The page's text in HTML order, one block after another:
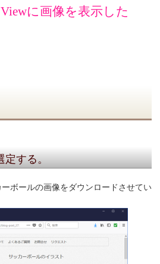
に画像を表示した
する。
ボールの画像をダウンロードさせてい